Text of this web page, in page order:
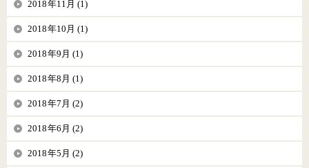
2018年11月 (1)
2018年10月 (1)
2018年9月 (1)
2018年8月 (1)
2018年7月 (2)
2018年6月 (2)
2018年5月 (2)